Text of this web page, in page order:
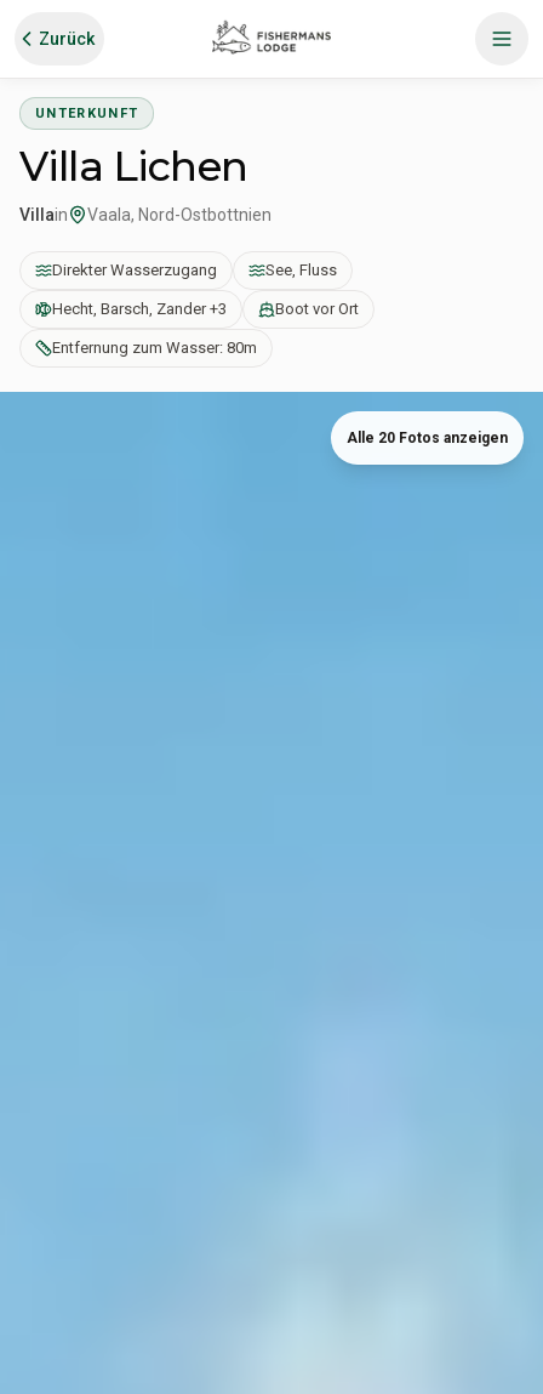
Zurück
UNTERKUNFT
Villa Lichen
Villain Vaala, Nord-Ostbottnien
Direkter Wasserzugang See, Fluss
Hecht, Barsch, Zander +3 Boot vor Ort
Entfernung zum Wasser: 80m
Alle 20 Fotos anzeigen